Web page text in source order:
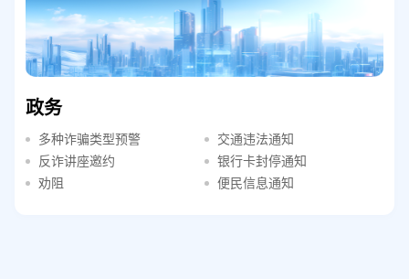
政务
多种诈骗类型预警
反诈讲座邀约
劝阻
交通违法通知
银行卡封停通知
便民信息通知